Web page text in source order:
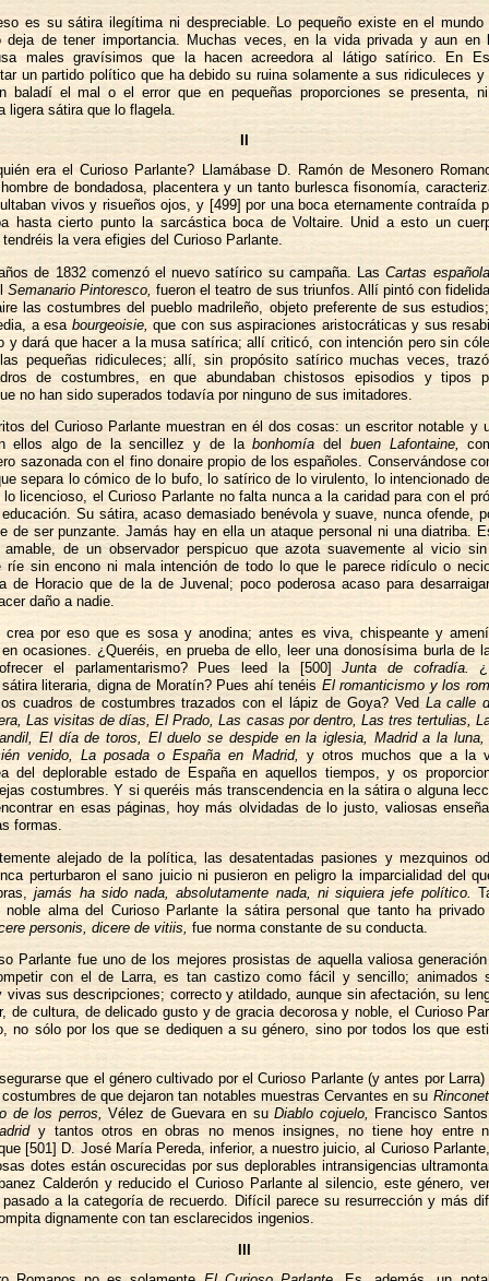
es su sátira ilegítima ni despreciable. Lo pequeño existe en el
deja de tener importancia. Muchas veces, en la vida privada y aun en
males gravísimos que la hacen acreedora al látigo satírico. En
un partido político que ha debido su ruina solamente a sus ridiculeces
baladí el mal o el error que en pequeñas proporciones se presenta,
ligera sátira que lo flagela.
era el Curioso Parlante? Llamábase D. Ramón de Mesonero
de bondadosa, placentera y un tanto burlesca fisonomía,
vivos y risueños ojos, y [499] por una boca eternamente contraída
hasta cierto punto la sarcástica boca de Voltaire. Unid a esto un
la vera efigies del Curioso Parlante.
de 1832 comenzó el nuevo satírico su campaña. LasCartas
Semanario Pintoresco, fueron el teatro de sus triunfos. Allí pintó con
las costumbres del pueblo madrileño, objeto preferente de sus
a esa bourgeoisie, que con sus aspiraciones aristocráticas y sus
y dará que hacer a la musa satírica; allí criticó, con intención pero sin
pequeñas ridiculeces; allí, sin propósito satírico muchas veces,
de costumbres, en que abundaban chistosos episodios y tipos
no han sido superados todavía por ninguno de sus imitadores.
del Curioso Parlante muestran en él dos cosas: un escritor notable y
ellos algo de la sencillez y de labonhomía del buen Lafontaine,
sazonada con el fino donaire propio de los españoles. Conservándose
separa lo cómico de lo bufo, lo satírico de lo virulento, lo intencionado
licencioso, el Curioso Parlante no falta nunca a la caridad para con el
Su sátira, acaso demasiado benévola y suave, nunca ofende,
de ser punzante. Jamás hay en ella un ataque personal ni una diatriba.
amable, de un observador perspicuo que azota suavemente al vicio
sin encono ni mala intención de todo lo que le parece ridículo o
de Horacio que de la de Juvenal; poco poderosa acaso para
daño a nadie.
por eso que es sosa y anodina; antes es viva, chispeante y
ocasiones. ¿Queréis, en prueba de ello, leer una donosísima burla de
el parlamentarismo? Pues leed la [500]Junta de cofradía.
literaria, digna de Moratín? Pues ahí tenéis El romanticismo y los
cuadros de costumbres trazados con el lápiz de Goya? Ved La calle
Las visitas de días, El Prado, Las casas por dentro, Las tres tertulias,
El día de toros, El duelo se despide en la iglesia, Madrid a la luna,
venido, La posada o España en Madrid, y otros muchos que a la
del deplorable estado de España en aquellos tiempos, y os
costumbres. Y si queréis más transcendencia en la sátira o alguna
en esas páginas, hoy más olvidadas de lo justo, valiosas
formas.
alejado de la política, las desatentadas pasiones y mezquinos
perturbaron el sano juicio ni pusieron en peligro la imparcialidad del
jamás ha sido nada, absolutamente nada, ni siquiera jefe político.
alma del Curioso Parlante la sátira personal que tanto ha privado
personis, dicere de vitiis, fue norma constante de su conducta.
Parlante fue uno de los mejores prosistas de aquella valiosa
con el de Larra, es tan castizo como fácil y sencillo; animados
vivas sus descripciones; correcto y atildado, aunque sin afectación, su
de cultura, de delicado gusto y de gracia decorosa y noble, el Curioso
no sólo por los que se dediquen a su género, sino por todos los que
que el género cultivado por el Curioso Parlante (y antes por
de que dejaron tan notables muestras Cervantes en su
de los perros, Vélez de Guevara en suDiablo cojuelo, Francisco
y tantos otros en obras no menos insignes, no tiene hoy entre
[501] D. José María Pereda, inferior, a nuestro juicio, al Curioso
dotes están oscurecidas por sus deplorables intransigencias
Calderón y reducido el Curioso Parlante al silencio, este género,
a la categoría de recuerdo. Difícil parece su resurrección y más
dignamente con tan esclarecidos ingenios.